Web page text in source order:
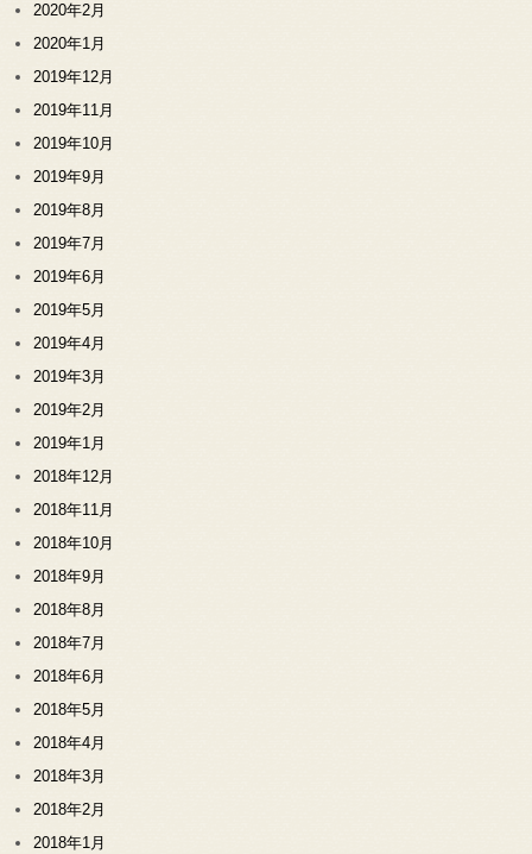
2020年2月
2020年1月
2019年12月
2019年11月
2019年10月
2019年9月
2019年8月
2019年7月
2019年6月
2019年5月
2019年4月
2019年3月
2019年2月
2019年1月
2018年12月
2018年11月
2018年10月
2018年9月
2018年8月
2018年7月
2018年6月
2018年5月
2018年4月
2018年3月
2018年2月
2018年1月